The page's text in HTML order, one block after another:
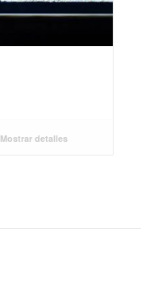
Mostrar detalles